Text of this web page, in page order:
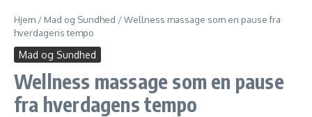
Hjem / Mad og Sundhed /Wellness massage som en pause fra
hverdagens tempo
Mad og Sundhed
Wellness massage som en pause
fra hverdagens tempo